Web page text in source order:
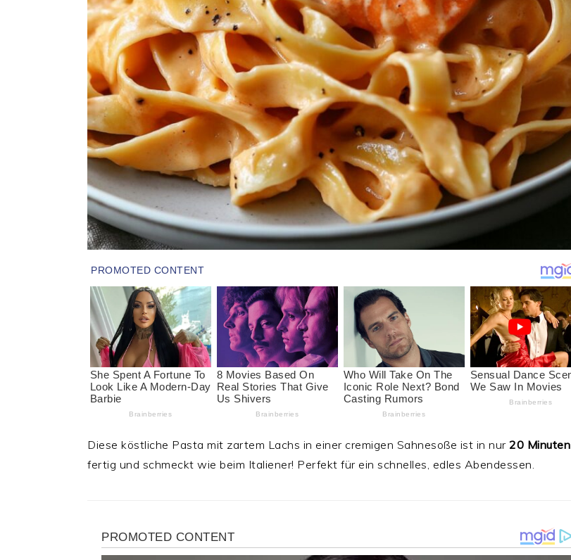
Diese köstliche Pasta mit zartem Lachs in einer cremigen Sahnesoße ist in nur 20 Minuten
fertig und schmeckt wie beim Italiener! Perfekt für ein schnelles, edles Abendessen.